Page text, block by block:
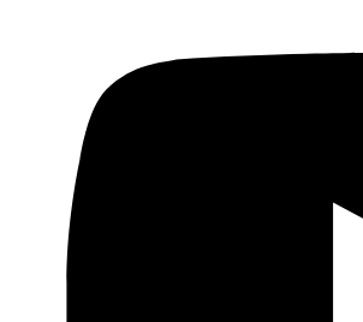
(Barbatoze) es un artista consolidado
cómic. La verdad es que nos sorprende
empezara a tomarse su arte en serio
años, fecha que coincide con la
homónimo. Barbatoze es también
libros de ciencia ficción,
Pass By
bokra), en el que se imagina a un
By Tomorrow
se puede encontar en